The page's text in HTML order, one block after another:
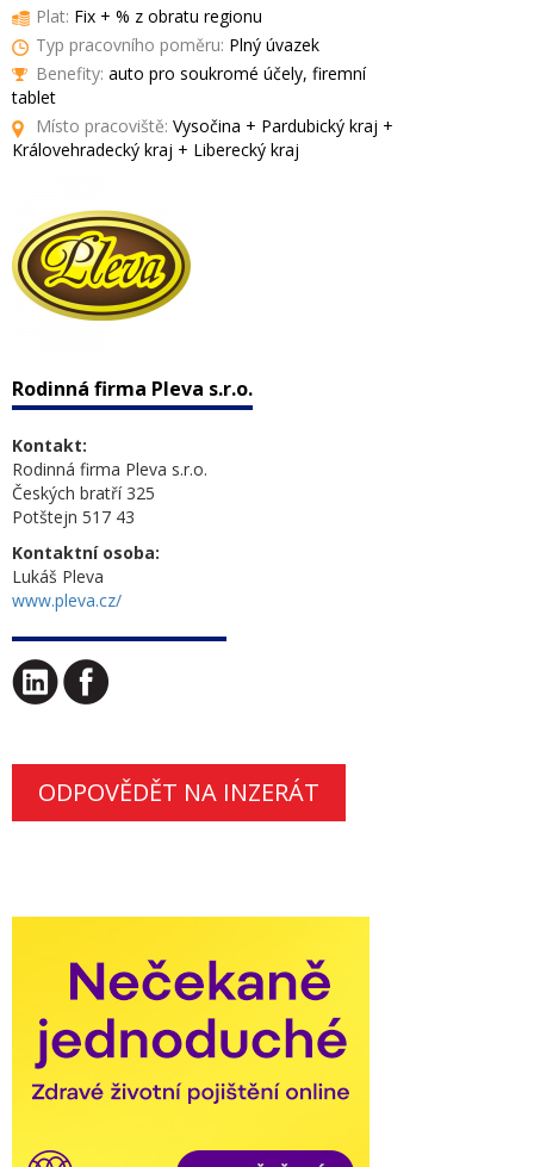
Plat: Fix + % z obratu regionu
Typ pracovního poměru: Plný úvazek
Benefity: auto pro soukromé účely, firemní
tablet
Místo pracoviště: Vysočina + Pardubický kraj +
Královehradecký kraj + Liberecký kraj
Rodinná firma Pleva s.r.o.
Kontakt:
Rodinná firma Pleva s.r.o.
Českých bratří 325
Potštejn 517 43
Kontaktní osoba:
Lukáš Pleva
www.pleva.cz/
ODPOVĚDĚT NA INZERÁT